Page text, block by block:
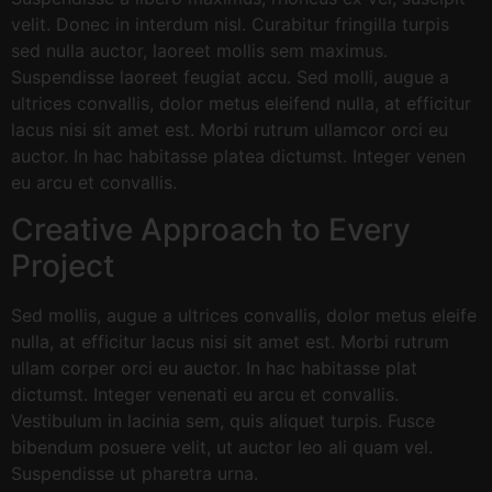
velit. Donec in interdum nisl. Curabitur fringilla turpis
sed nulla auctor, laoreet mollis sem maximus.
Suspendisse laoreet feugiat accu. Sed molli, augue a
ultrices convallis, dolor metus eleifend nulla, at efficitur
lacus nisi sit amet est. Morbi rutrum ullamcor orci eu
auctor. In hac habitasse platea dictumst. Integer venen
eu arcu et convallis.
Creative Approach to Every
Project
Sed mollis, augue a ultrices convallis, dolor metus eleife
nulla, at efficitur lacus nisi sit amet est. Morbi rutrum
ullam corper orci eu auctor. In hac habitasse plat
dictumst. Integer venenati eu arcu et convallis.
Vestibulum in lacinia sem, quis aliquet turpis. Fusce
bibendum posuere velit, ut auctor leo ali quam vel.
Suspendisse ut pharetra urna.